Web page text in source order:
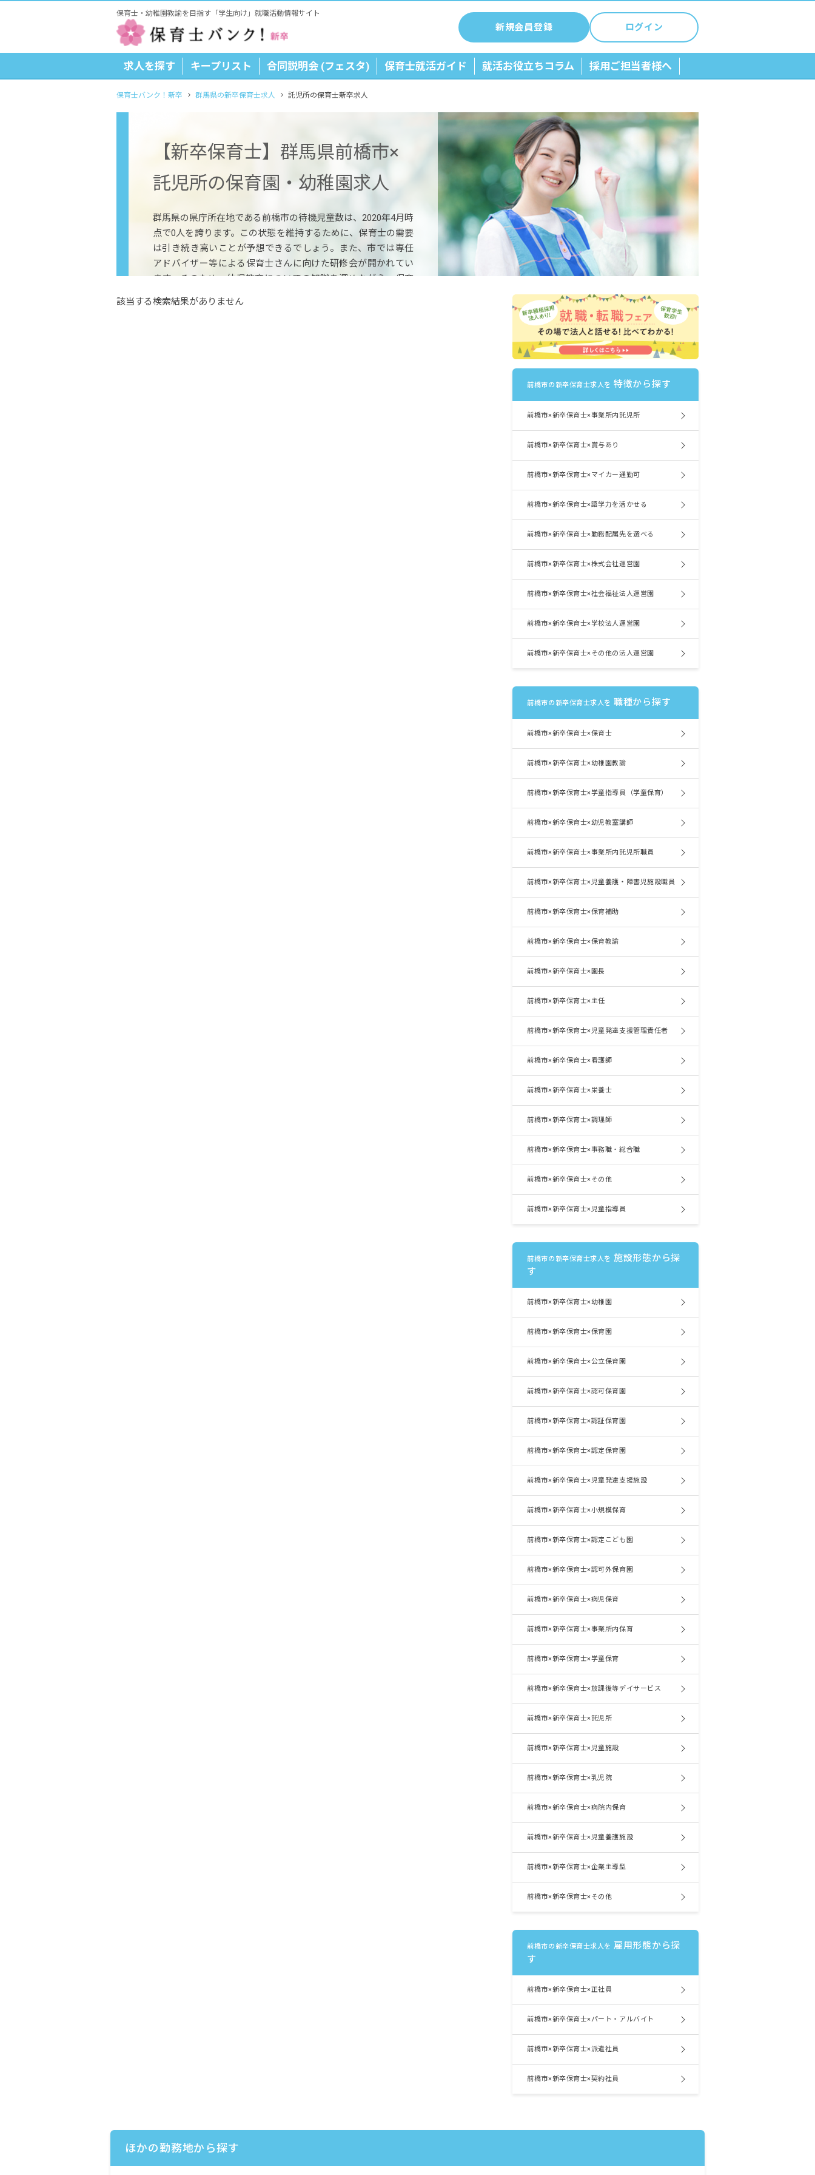
保育士・幼稚園教諭を目指す「学生向け」就職活動情報サイト
新規会員登録 ログイン
求人を探す キープリスト 合同説明会 (フェスタ) 保育士就活ガイド 就活お役立ちコラム 採用ご担当者様へ
保育士バンク！新卒 群馬県の新卒保育士求人 託児所の保育士新卒求人
【新卒保育士】群馬県前橋市×
託児所の保育園・幼稚園求人
群馬県の県庁所在地である前橋市の待機児童数は、2020年4月時
点で0人を誇ります。この状態を維持するために、保育士の需要
は引き続き高いことが予想できるでしょう。また、市では専任
アドバイザー等による保育士さんに向けた研修会が開かれてい
ます。そのため、幼児教育についての知識を深めながら、保育
該当する検索結果がありません
前橋市の新卒保育士求人を 特徴から探す
前橋市×新卒保育士×事業所内託児所
前橋市×新卒保育士×賞与あり
前橋市×新卒保育士×マイカー通勤可
前橋市×新卒保育士×語学力を活かせる
前橋市×新卒保育士×勤務配属先を選べる
前橋市×新卒保育士×株式会社運営園
前橋市×新卒保育士×社会福祉法人運営園
前橋市×新卒保育士×学校法人運営園
前橋市×新卒保育士×その他の法人運営園
前橋市の新卒保育士求人を 職種から探す
前橋市×新卒保育士×保育士
前橋市×新卒保育士×幼稚園教諭
前橋市×新卒保育士×学童指導員（学童保育）
前橋市×新卒保育士×幼児教室講師
前橋市×新卒保育士×事業所内託児所職員
前橋市×新卒保育士×児童養護・障害児施設職員
前橋市×新卒保育士×保育補助
前橋市×新卒保育士×保育教諭
前橋市×新卒保育士×園長
前橋市×新卒保育士×主任
前橋市×新卒保育士×児童発達支援管理責任者
前橋市×新卒保育士×看護師
前橋市×新卒保育士×栄養士
前橋市×新卒保育士×調理師
前橋市×新卒保育士×事務職・総合職
前橋市×新卒保育士×その他
前橋市×新卒保育士×児童指導員
前橋市の新卒保育士求人を 施設形態から探
す
前橋市×新卒保育士×幼稚園
前橋市×新卒保育士×保育園
前橋市×新卒保育士×公立保育園
前橋市×新卒保育士×認可保育園
前橋市×新卒保育士×認証保育園
前橋市×新卒保育士×認定保育園
前橋市×新卒保育士×児童発達支援施設
前橋市×新卒保育士×小規模保育
前橋市×新卒保育士×認定こども園
前橋市×新卒保育士×認可外保育園
前橋市×新卒保育士×病児保育
前橋市×新卒保育士×事業所内保育
前橋市×新卒保育士×学童保育
前橋市×新卒保育士×放課後等デイサービス
前橋市×新卒保育士×託児所
前橋市×新卒保育士×児童施設
前橋市×新卒保育士×乳児院
前橋市×新卒保育士×病院内保育
前橋市×新卒保育士×児童養護施設
前橋市×新卒保育士×企業主導型
前橋市×新卒保育士×その他
前橋市の新卒保育士求人を 雇用形態から探
す
前橋市×新卒保育士×正社員
前橋市×新卒保育士×パート・アルバイト
前橋市×新卒保育士×派遣社員
前橋市×新卒保育士×契約社員
ほかの勤務地から探す